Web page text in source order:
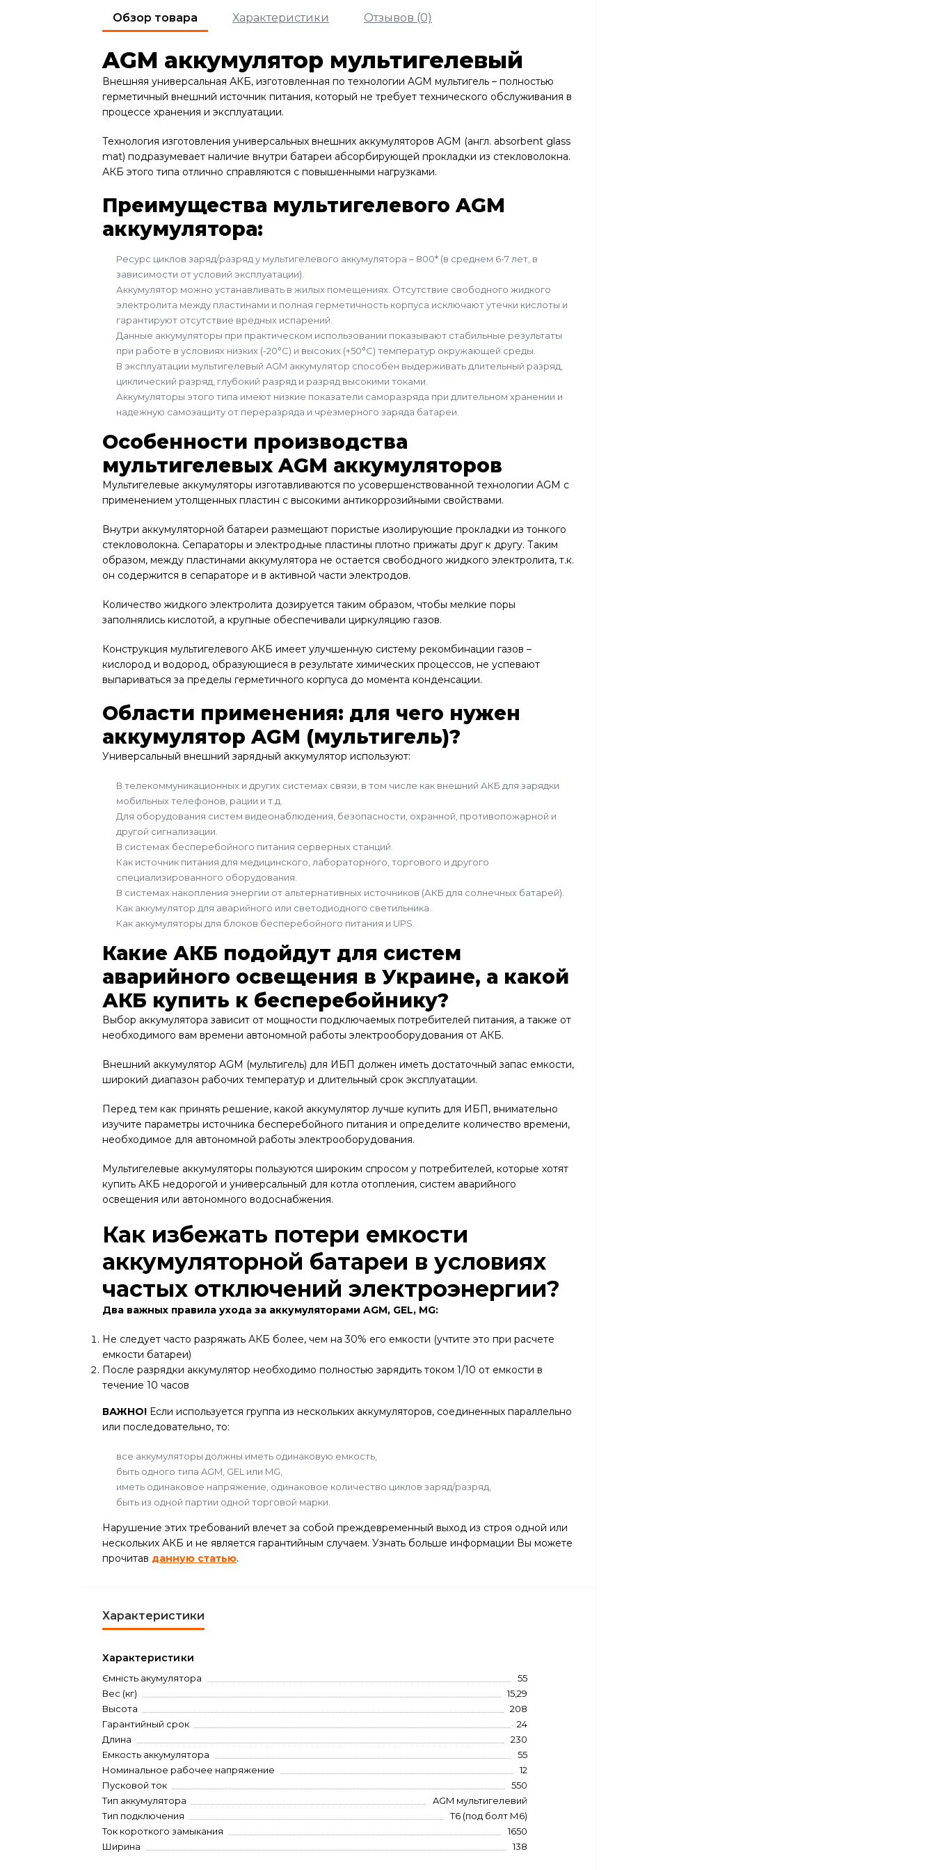
Обзор товара Характеристики Отзывов (0)
AGM аккумулятор мультигелевый
Внешняя универсальная АКБ, изготовленная по технологии AGM мультигель – полностью
герметичный внешний источник питания, который не требует технического обслуживания в
процессе хранения и эксплуатации.
Технология изготовления универсальных внешних аккумуляторов AGM (англ. absorbent glass
mat) подразумевает наличие внутри батареи абсорбирующей прокладки из стекловолокна.
АКБ этого типа отлично справляются с повышенными нагрузками.
Преимущества мультигелевого AGM
аккумулятора:
Ресурс циклов заряд/разряд у мультигелевого аккумулятора – 800* (в среднем 6-7 лет, в
зависимости от условий эксплуатации).
Аккумулятор можно устанавливать в жилых помещениях. Отсутствие свободного жидкого
электролита между пластинами и полная герметичность корпуса исключают утечки кислоты и
гарантируют отсутствие вредных испарений.
Данные аккумуляторы при практическом использовании показывают стабильные результаты
при работе в условиях низких (-20°С) и высоких (+50°С) температур окружающей среды.
В эксплуатации мультигелевый AGM аккумулятор способен выдерживать длительный разряд,
циклический разряд, глубокий разряд и разряд высокими токами.
Аккумуляторы этого типа имеют низкие показатели саморазряда при длительном хранении и
надежную самозащиту от переразряда и чрезмерного заряда батареи.
Особенности производства
мультигелевых AGM аккумуляторов
Мультигелевые аккумуляторы изготавливаются по усовершенствованной технологии AGM с
применением утолщенных пластин с высокими антикоррозийными свойствами.
Внутри аккумуляторной батареи размещают пористые изолирующие прокладки из тонкого
стекловолокна. Сепараторы и электродные пластины плотно прижаты друг к другу. Таким
образом, между пластинами аккумулятора не остается свободного жидкого электролита, т.к.
он содержится в сепараторе и в активной части электродов.
Количество жидкого электролита дозируется таким образом, чтобы мелкие поры
заполнялись кислотой, а крупные обеспечивали циркуляцию газов.
Конструкция мультигелевого АКБ имеет улучшенную систему рекомбинации газов –
кислород и водород, образующиеся в результате химических процессов, не успевают
выпариваться за пределы герметичного корпуса до момента конденсации.
Области применения: для чего нужен
аккумулятор AGM (мультигель)?
Универсальный внешний зарядный аккумулятор используют:
В телекоммуникационных и других системах связи, в том числе как внешний АКБ для зарядки
мобильных телефонов, рации и т.д.
Для оборудования систем видеонаблюдения, безопасности, охранной, противопожарной и
другой сигнализации.
В системах бесперебойного питания серверных станций.
Как источник питания для медицинского, лабораторного, торгового и другого
специализированного оборудования.
В системах накопления энергии от альтернативных источников (АКБ для солнечных батарей).
Как аккумулятор для аварийного или светодиодного светильника.
Как аккумуляторы для блоков бесперебойного питания и UPS.
Какие АКБ подойдут для систем
аварийного освещения в Украине, а какой
АКБ купить к бесперебойнику?
Выбор аккумулятора зависит от мощности подключаемых потребителей питания, а также от
необходимого вам времени автономной работы электрооборудования от АКБ.
Внешний аккумулятор AGM (мультигель) для ИБП должен иметь достаточный запас емкости,
широкий диапазон рабочих температур и длительный срок эксплуатации.
Перед тем как принять решение, какой аккумулятор лучше купить для ИБП, внимательно
изучите параметры источника бесперебойного питания и определите количество времени,
необходимое для автономной работы электрооборудования.
Мультигелевые аккумуляторы пользуются широким спросом у потребителей, которые хотят
купить АКБ недорогой и универсальный для котла отопления, систем аварийного
освещения или автономного водоснабжения.
Как избежать потери емкости
аккумуляторной батареи в условиях
частых отключений электроэнергии?
Два важных правила ухода за аккумуляторами AGM, GEL, MG:
Не следует часто разряжать АКБ более, чем на 30% его емкости (учтите это при расчете
емкости батареи)
После разрядки аккумулятор необходимо полностью зарядить током 1/10 от емкости в
течение 10 часов
ВАЖНО! Если используется группа из нескольких аккумуляторов, соединенных параллельно
или последовательно, то:
все аккумуляторы должны иметь одинаковую емкость,
быть одного типа AGM, GEL или MG,
иметь одинаковое напряжение, одинаковое количество циклов заряд/разряд,
быть из одной партии одной торговой марки.
Нарушение этих требований влечет за собой преждевременный выход из строя одной или
нескольких АКБ и не является гарантийным случаем. Узнать больше информации Вы можете
прочитав данную статью.
Характеристики
Характеристики
Ємність акумулятора
55
Вес (кг)
15,29
Высота
208
Гарантийный срок
24
Длина
230
Емкость аккумулятора
55
Номинальное рабочее напряжение
12
Пусковой ток
550
Тип аккумулятора
AGM мультигелевий
Тип подключения
Т6 (под болт М6)
Ток короткого замыкания
1650
Ширина
138